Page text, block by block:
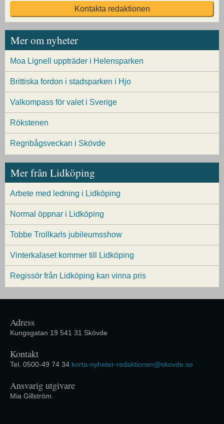
Kontakta redaktionen
Mer om nyheter
Moa Lignell uppträder i Helensparken
Brittiska fordon i stadsparken i Hjo
Valkompass för valet i Sverige
Rökstenen
Regnbågsveckan i Skövde
Mer från Lidköping
Arbete med ledning i Lidköping
Normal öppnar i Lidköping
Tobbe Trollkarls jubileumsshow
Vinterkalaset kommer till Lidköping
Regissör från Lidköping kan vinna pris
Adress
Kungsgatan 19 541 31 Skövde
Kontakt
Tel. 0500-49 74 34 korta-nyheter-redaktionen@skovde.se
Ansvarig utgivare
Mia Gillström.